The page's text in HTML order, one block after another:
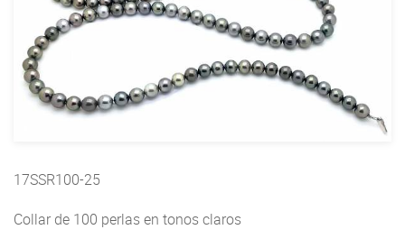
17SSR100-25
Collar de 100 perlas en tonos claros